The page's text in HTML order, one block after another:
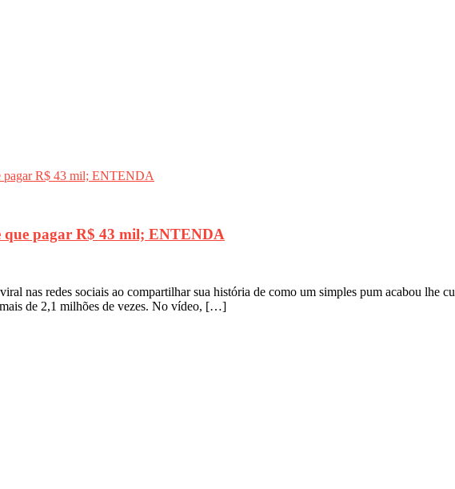
que pagar R$ 43 mil; ENTENDA
redes sociais ao compartilhar sua história de como um simples pum acabou lhe
de 2,1 milhões de vezes. No vídeo, […]